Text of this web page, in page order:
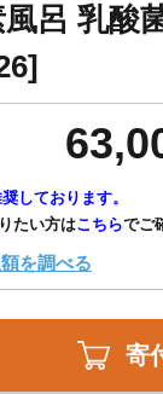
呂 乳酸
しております。
たい方はこちらでご
額を調べる
寄